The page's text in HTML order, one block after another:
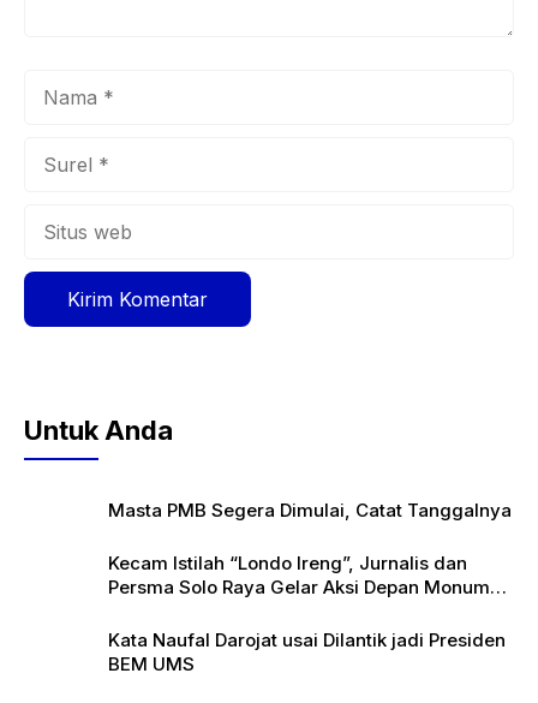
Untuk Anda
Masta PMB Segera Dimulai, Catat Tanggalnya
Kecam Istilah “Londo Ireng”, Jurnalis dan
Persma Solo Raya Gelar Aksi Depan Monumen
Kata Naufal Darojat usai Dilantik jadi Presiden
BEM UMS